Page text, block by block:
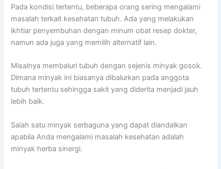
Pada kondisi tertentu, beberapa orang sering mengalami
masalah terkait kesehatan tubuh. Ada yang melakukan
ikhtiar penyembuhan dengan minum obat resep dokter,
namun ada juga yang memilih alternatif lain.
Misalnya membaluri tubuh dengan sejenis minyak gosok.
Dimana minyak ini biasanya dibalurkan pada anggota
tubuh tertentu sehingga sakit yang diderita menjadi jauh
lebih baik.
Salah satu minyak serbaguna yang dapat diandalkan
apabila Anda mengalami masalah kesehatan adalah
minyak herba sinergi.